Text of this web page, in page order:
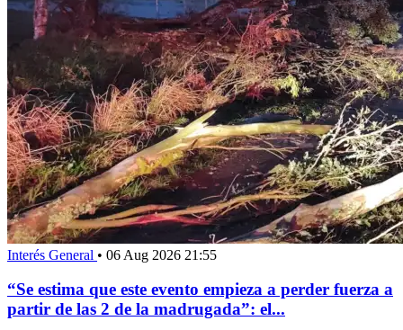
Interés General • 06 Aug 2026 21:55
“Se estima que este evento empieza a perder fuerza a
partir de las 2 de la madrugada”: el...